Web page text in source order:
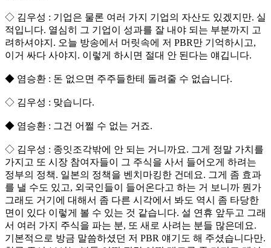
◇ 김우성 : 기업은 물론 여러 가지 기업의 자산도 있겠지만. 실
적입니다. 열심히 그 기업이 성과를 잘 내야 되는 부분까지 고
려하셔야지. 오늘 방송에서 머릿속에 저 PBR만 기억하시고,
이거 싸다 사야지. 이렇게 하시면 절대 안 된다는 얘깁니다.
◆ 염승환 : 돈 없으면 주주들한테 돌려줄 수 없습니다.
◇ 김우성 : 맞습니다.
◆ 염승환 : 그건 어쩔 수 없는 거죠.
◇ 김우성 : 종잇조각밖에 안 되는 거니까요. 그게 정말 가치를
가지고 또 시장 참여자들이 그 주식을 사서 들어오게 하려는
정부의 정책. 일본의 정책을 벤치마킹한 건데요. 그게 좀 효과
를 낼 수도 있고, 외국인들이 들어온다고 하는 거 보니까 뭔가
그래도 거기에 대해서 좀 다른 시각에서 봐도 역시 좀 타당한
면이 있다 이렇게 볼 수 있는 것 같습니다. 설 연휴 앞두고 그래
서 여러 가지 주식을 파는 분, 또 새로 사려는 분들 많은데요.
기본적으로 방금 말씀하셨던 저 PBR 얘기도 해 주셨습니다만.